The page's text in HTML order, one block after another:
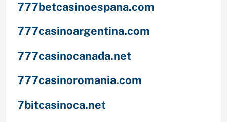
777betcasinoespana.com
777casinoargentina.com
777casinocanada.net
777casinoromania.com
7bitcasinoca.net